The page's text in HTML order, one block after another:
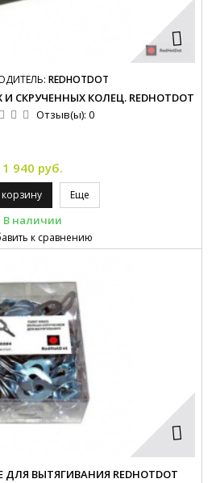
REDHOTDOT
СКРУЧЕННЫХ КОЛЕЦ. REDHOTDOT
Отзыв(ы): 0
1 940 руб.
Еще
В наличии
к сравнению
ВЫТЯГИВАНИЯ REDHOTDOT